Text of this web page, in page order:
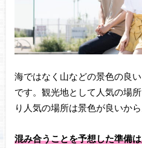
海ではなく山などの景色の良
です。観光地として人気の場
り人気の場所は景色が良いから
混み合うことを予想した準備